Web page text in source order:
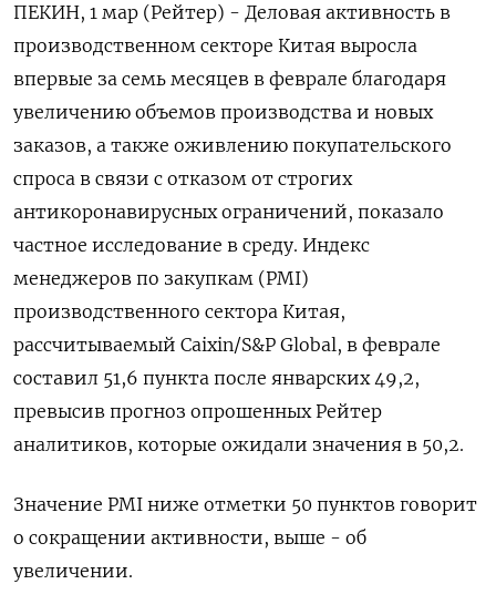
ПЕКИН, 1 мар (Рейтер) - Деловая активность в
производственном секторе Китая выросла
впервые за семь месяцев в феврале благодаря
увеличению объемов производства и новых
заказов, а также оживлению покупательского
спроса в связи с отказом от строгих
антикоронавирусных ограничений, показало
частное исследование в среду. Индекс
менеджеров по закупкам (PMI)
производственного сектора Китая,
рассчитываемый Сaixin/S&P Global, в феврале
составил 51,6 пункта после январских 49,2,
превысив прогноз опрошенных Рейтер
аналитиков, которые ожидали значения в 50,2.
Значение PMI ниже отметки 50 пунктов говорит
о сокращении активности, выше - об
увеличении.